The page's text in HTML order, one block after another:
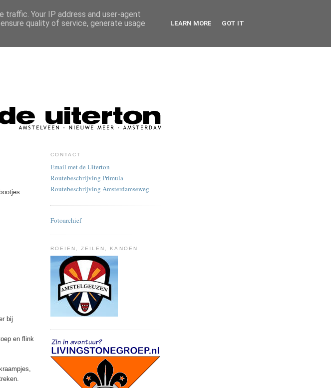
bij
en flink
CONTACT
Email met de Uiterton
Routebeschrijving Primula
Routebeschrijving Amsterdamseweg
Fotoarchief
ROEIEN, ZEILEN, KANOËN
Your IP address and user-agent
quality of service, generate usage
LEARN MORE GOT IT